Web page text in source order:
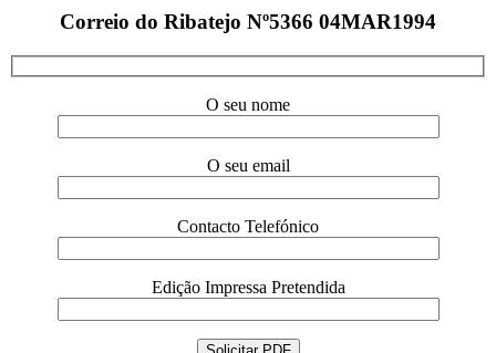
Correio do Ribatejo Nº5366 04MAR1994
O seu nome
O seu email
Contacto Telefónico
Edição Impressa Pretendida